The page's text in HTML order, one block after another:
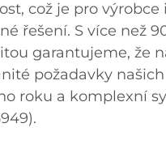
což je pro
řešení. S více než
garantujeme, že
požadavky
roku a komplexní